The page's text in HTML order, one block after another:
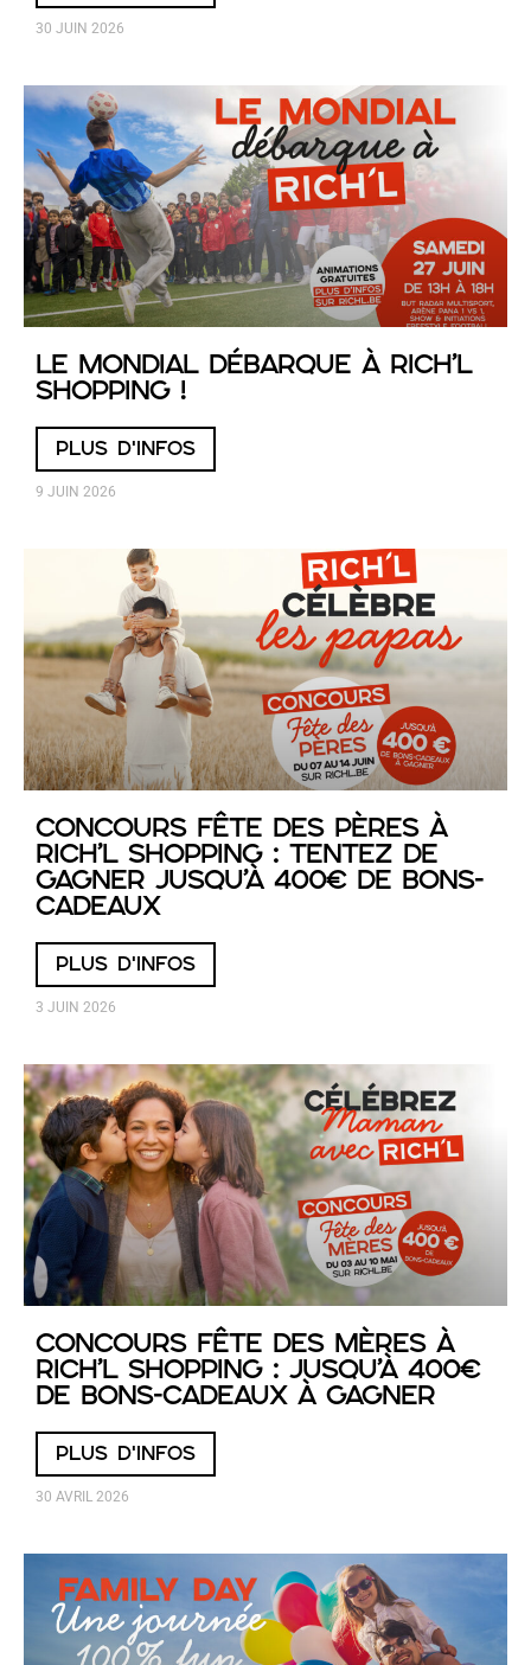
30 JUIN 2026
Le Mondial débarque à RICH’L
Shopping !
PLUS D'INFOS
9 JUIN 2026
Concours Fête des Pères à
RICH’L Shopping : tentez de
gagner jusqu’à 400€ de bons-
cadeaux
PLUS D'INFOS
3 JUIN 2026
Concours Fête des Mères à
RICH’L Shopping : jusqu’à 400€
de bons-cadeaux à gagner
PLUS D'INFOS
30 AVRIL 2026